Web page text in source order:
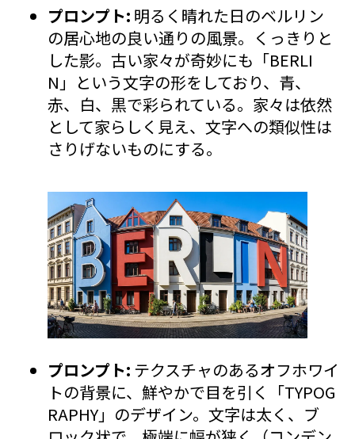
プロンプト: 明るく晴れた日のベルリン
の居心地の良い通りの風景。くっきりと
した影。古い家々が奇妙にも「BERLI
N」という文字の形をしており、青、
赤、白、黒で彩られている。家々は依然
として家らしく見え、文字への類似性は
さりげないものにする。
プロンプト: テクスチャのあるオフホワイ
トの背景に、鮮やかで目を引く「TYPOG
RAPHY」のデザイン。文字は太く、ブ